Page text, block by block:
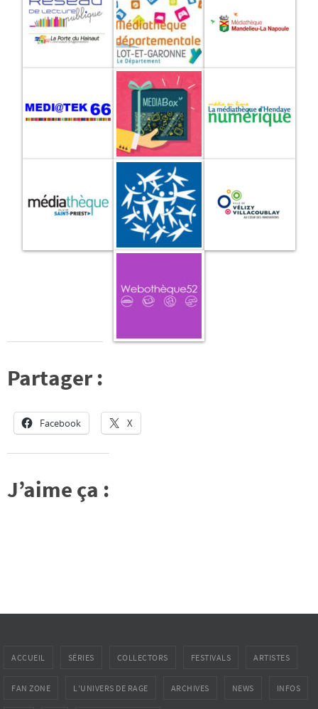
Partager :
Facebook X
J’aime ça :
ACCUEIL SÉRIES COLLECTORS FESTIVALS ARTISTES
FAN ZONE L’UNIVERS DE RAGE ARCHIVES NEWS INFOS